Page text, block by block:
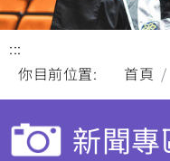
:::
你目前位置:
首頁
新聞專